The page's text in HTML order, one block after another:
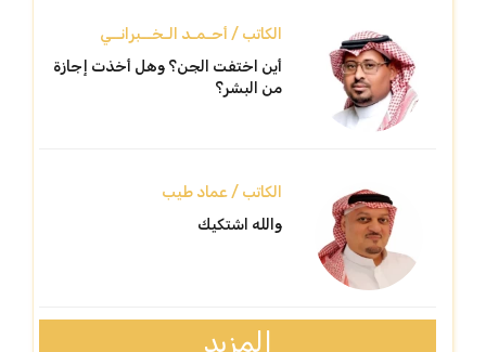
الكاتب / أحـمـد الـخــبرانــي
أين اختفت الجن؟ وهل أخذت إجازة
من البشر؟
الكاتب / عماد طيب
والله اشتكيك
المزيد